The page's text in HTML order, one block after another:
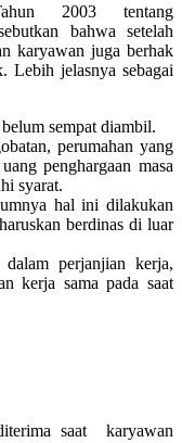
2003 tentang
bahwa setelah
karyawan juga berhak
Lebih jelasnya sebagai
sempat diambil.
perumahan yang
penghargaan masa
syarat.
hal ini dilakukan
berdinas di luar
perjanjian kerja,
kerja sama pada saat
saat karyawan